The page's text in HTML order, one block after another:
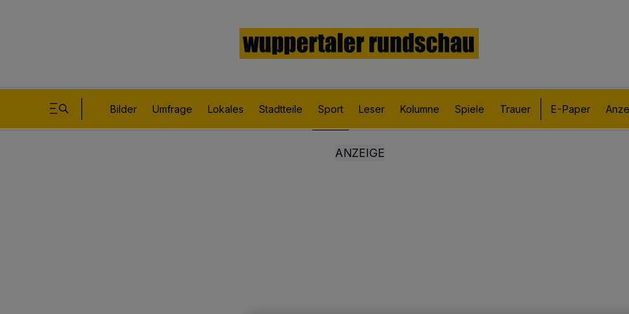
Bilder Umfrage Lokales Stadtteile Sport Leser Kolumne Spiele Trauer E-Paper